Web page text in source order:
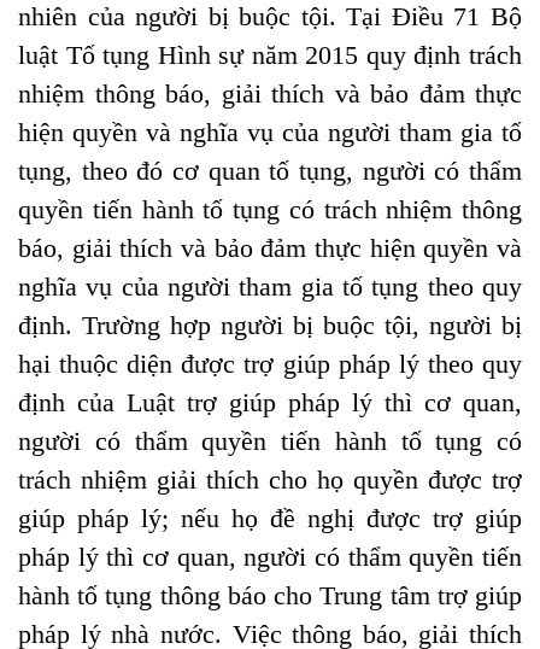
nhiên của người bị buộc tội. Tại Điều 71 Bộ
luật Tố tụng Hình sự năm 2015 quy định trách
nhiệm thông báo, giải thích và bảo đảm thực
hiện quyền và nghĩa vụ của người tham gia tố
tụng, theo đó cơ quan tố tụng, người có thẩm
quyền tiến hành tố tụng có trách nhiệm thông
báo, giải thích và bảo đảm thực hiện quyền và
nghĩa vụ của người tham gia tố tụng theo quy
định. Trường hợp người bị buộc tội, người bị
hại thuộc diện được trợ giúp pháp lý theo quy
định của Luật trợ giúp pháp lý thì cơ quan,
người có thẩm quyền tiến hành tố tụng có
trách nhiệm giải thích cho họ quyền được trợ
giúp pháp lý; nếu họ đề nghị được trợ giúp
pháp lý thì cơ quan, người có thẩm quyền tiến
hành tố tụng thông báo cho Trung tâm trợ giúp
pháp lý nhà nước. Việc thông báo, giải thích